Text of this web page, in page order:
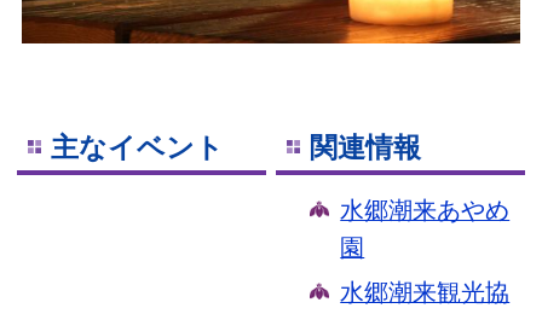
主なイベント 関連情報
水郷潮来あやめ
園
水郷潮来観光協